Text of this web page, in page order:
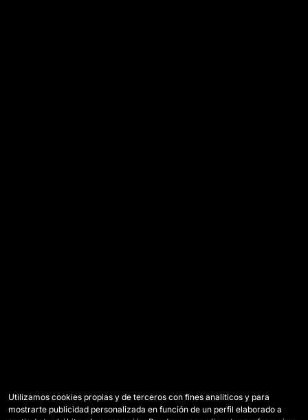
Utilizamos cookies propias y de terceros con fines analíticos y para
mostrarte publicidad personalizada en función de un perfil elaborado a